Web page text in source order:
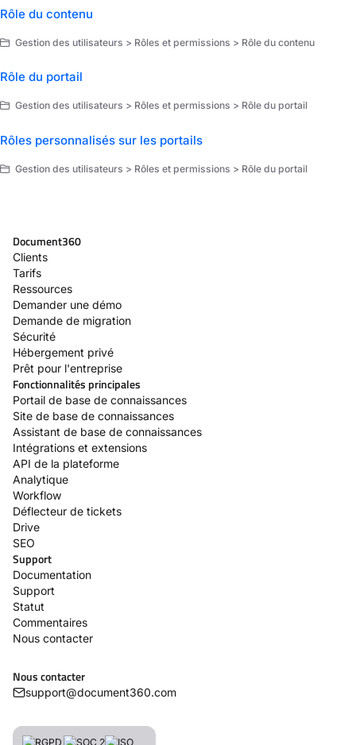
Rôle du contenu
Gestion des utilisateurs > Rôles et permissions > Rôle du contenu
Rôle du portail
Gestion des utilisateurs > Rôles et permissions > Rôle du portail
Rôles personnalisés sur les portails
Gestion des utilisateurs > Rôles et permissions > Rôle du portail
Document360
Clients
Tarifs
Ressources
Demander une démo
Demande de migration
Sécurité
Hébergement privé
Prêt pour l'entreprise
Fonctionnalités principales
Portail de base de connaissances
Site de base de connaissances
Assistant de base de connaissances
Intégrations et extensions
API de la plateforme
Analytique
Workflow
Déflecteur de tickets
Drive
SEO
Support
Documentation
Support
Statut
Commentaires
Nous contacter
Nous contacter
support@document360.com